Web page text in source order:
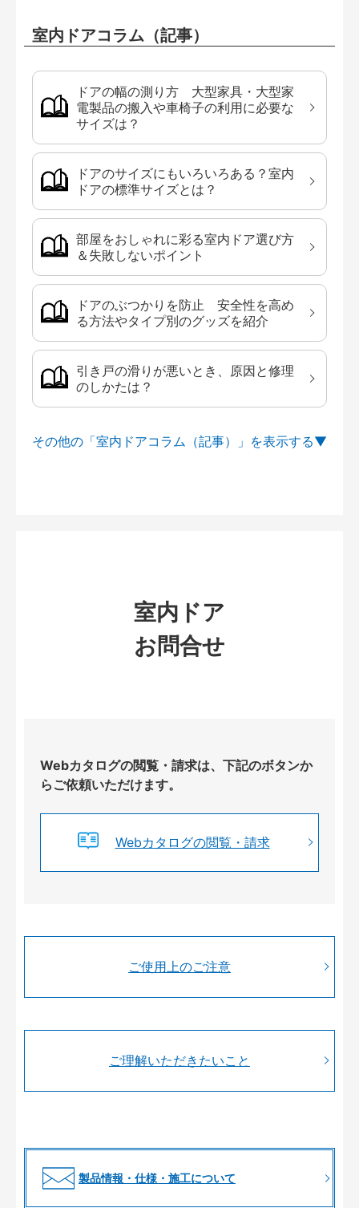
室内ドアコラム（記事）
ドアの幅の測り方 大型家具・大型家
電製品の搬入や車椅子の利用に必要な
サイズは？
ドアのサイズにもいろいろある？室内
ドアの標準サイズとは？
部屋をおしゃれに彩る室内ドア選び方
＆失敗しないポイント
ドアのぶつかりを防止 安全性を高め
る方法やタイプ別のグッズを紹介
引き戸の滑りが悪いとき、原因と修理
のしかたは？
その他の「室内ドアコラム（記事）」を
室内ドア
お問合せ
Webカタログの閲覧・請求は、下記のボタンか
らご依頼いただけます。
Webカタログの閲覧・請求
ご使用上のご注意
ご理解いただきたいこと
製品情報・仕様・施工について